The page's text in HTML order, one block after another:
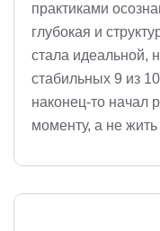
практиками
глубокая и
стала идеальной,
стабильных 9 из
наконец-то начал
моменту, а не